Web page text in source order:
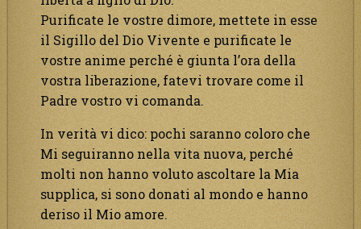
Purificate le vostre dimore, mettete in esse
il Sigillo del Dio Vivente e purificate le
vostre anime perché è giunta l’ora della
vostra liberazione, fatevi trovare come il
Padre vostro vi comanda.
In verità vi dico: pochi saranno coloro che
Mi seguiranno nella vita nuova, perché
molti non hanno voluto ascoltare la Mia
supplica, si sono donati al mondo e hanno
deriso il Mio amore.